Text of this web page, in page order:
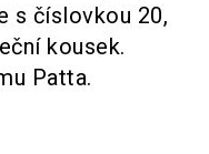
s číslovkou 20,
kousek.
Patta.